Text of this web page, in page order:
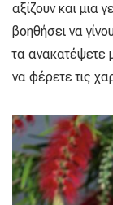
αξίζουν και μια
βοηθήσει να
τα ανακατέψετε
να φέρετε τις